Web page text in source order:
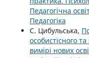
Педагогічна
Педагогіка
С. Цибульська,
особистісного
вимірі нових